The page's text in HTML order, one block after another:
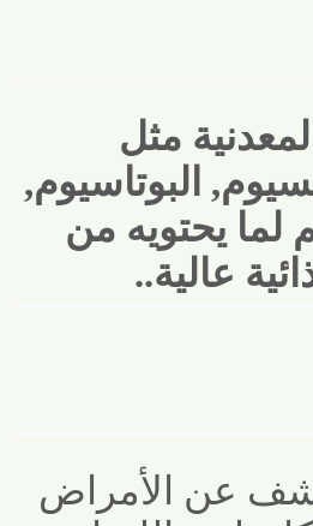
مثل
البوتاسيوم,
يحتويه من
عالية..
عن الأمراض